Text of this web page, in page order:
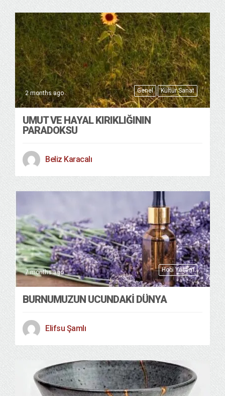
Genel Kültür Sanat
2 months ago
UMUT VE HAYAL KIRIKLIĞININ
PARADOKSU
Beliz Karacalı
Hobi Yaşam
7 months ago
BURNUMUZUN UCUNDAKİ DÜNYA
Elifsu Şamlı